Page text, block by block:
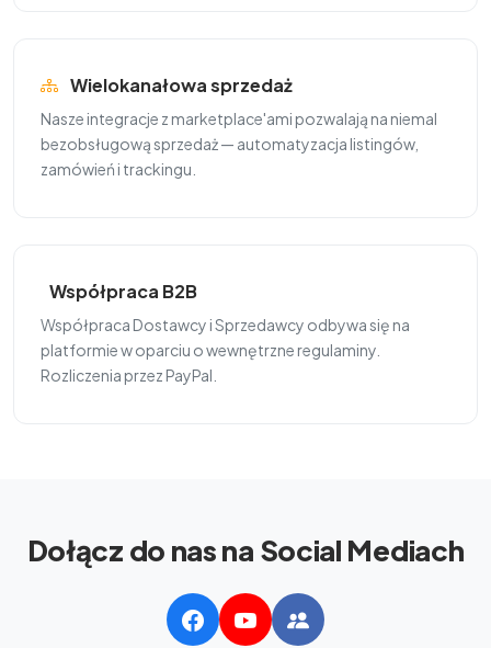
Wielokanałowa sprzedaż
Nasze integracje z marketplace'ami pozwalają na niemal
bezobsługową sprzedaż — automatyzacja listingów,
zamówień i trackingu.
Współpraca B2B
Współpraca Dostawcy i Sprzedawcy odbywa się na
platformie w oparciu o wewnętrzne regulaminy.
Rozliczenia przez PayPal.
Dołącz do nas na Social Mediach